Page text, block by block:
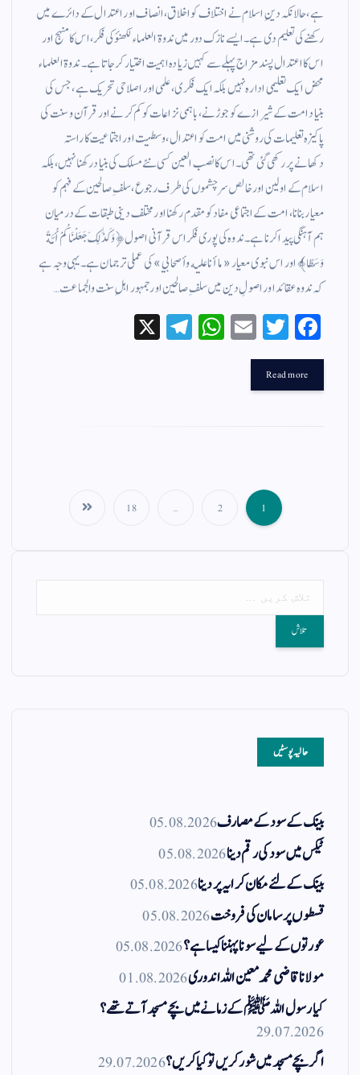
ہے، حالانکہ دینِ اسلام نے اختلاف کو اخلاق، انصاف اور اعتدال کے دائرے میں
رکھنے کی تعلیم دی ہے۔ ایسے نازک دور میں ندوة العلماء لکھنؤ کی فکر، اس کا منہج اور
اس کا اعتدال پسند مزاج پہلے سے کہیں زیادہ اہمیت اختیار کر جاتا ہے۔ ندوة العلماء
محض ایک تعلیمی ادارہ نہیں بلکہ ایک فکری، علمی اور اصلاحی تحریک ہے، جس کی
بنیاد امت کے شیرازے کو جوڑنے، باہمی نزاعات کو کم کرنے اور قرآن و سنت کی
پاکیزہ تعلیمات کی روشنی میں امت کو اعتدال، وسطیت اور اجتماعیت کا راستہ
دکھانے پر رکھی گئی تھی۔ اس کا نصب العین کسی نئے مسلک کی بنیاد رکھنا نہیں، بلکہ
اسلام کے اولین اور خالص سرچشموں کی طرف رجوع، سلفِ صالحین کے فہم کو
معیار بنانا، امت کے اجتماعی مفاد کو مقدم رکھنا اور مختلف دینی طبقات کے درمیان
ہم آہنگی پیدا کرنا ہے۔ ندوہ کی پوری فکر اس قرآنی اصول ﴿وَكَذَٰلِكَ جَعَلْنَاكُمْ أُمَّةً
وَسَطًا﴾ اور اس نبوی معیار «ما أنا عليه وأصحابي» کی عملی ترجمان ہے۔ یہی وجہ ہے
کہ ندوہ عقائد اور اصولِ دین میں سلفِ صالحین اور جمہور اہلِ سنت والجماعت…
Fa
ce
bo
ok
T
wi
r
E
m
W
ha
Te
le
Read more
1
2
…
18
حالیہ پوسٹیں
بینک کے سود کے مصارف05.08.2026
ٹیکس میں سود کی رقم دینا05.08.2026
بینک کے لئے مکان کرایہ پر دینا05.08.2026
قسطوں پر سامان کی فروخت05.08.2026
عورتوں کے لیے سونا پہننا کیسا ہے؟05.08.2026
مولانا قاضی محمد معین اللہ اندوری01.08.2026
کیا رسول اللہ ﷺ کے زمانے میں بچے مسجد آتے تھے؟
29.07.2026
اگر بچے مسجد میں شور کریں تو کیا کریں؟29.07.2026